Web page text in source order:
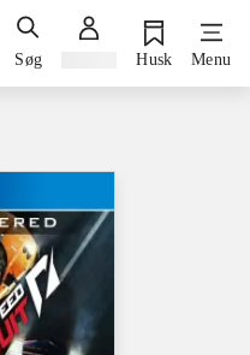
Søg Husk Menu